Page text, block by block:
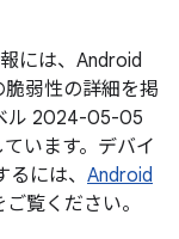
には、Android
弱性の詳細を掲
ル 2024-05-05
います。デバイ
には、 Android
ご覧ください。